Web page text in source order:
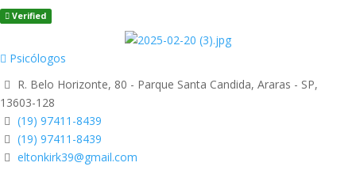
Verified
Psicólogos
R. Belo Horizonte, 80 - Parque Santa Candida, Araras - SP,
13603-128
(19) 97411-8439
(19) 97411-8439
eltonkirk39@gmail.com